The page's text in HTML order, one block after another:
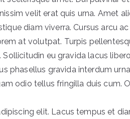
velit erat quis urna. Amet
diam viverra. Cursus arcu ac
at volutpat. Turpis
Sollicitudin eu gravida lacus
phasellus gravida interdum
odio tellus fringilla duis cum.
elit. Lacus tempus et